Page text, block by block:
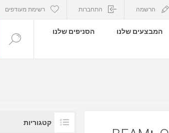
הרשמה התחברות רשימת מעודפים
המבצעים שלנו
הסניפים שלנו
קטגוריות